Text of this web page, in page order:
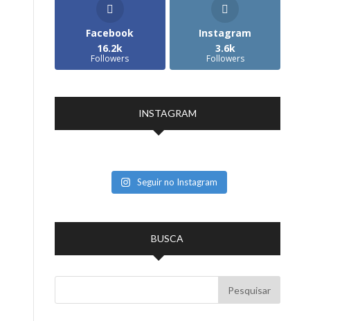
Facebook
16.2k
Followers
Instagram
3.6k
Followers
INSTAGRAM
Seguir no Instagram
BUSCA